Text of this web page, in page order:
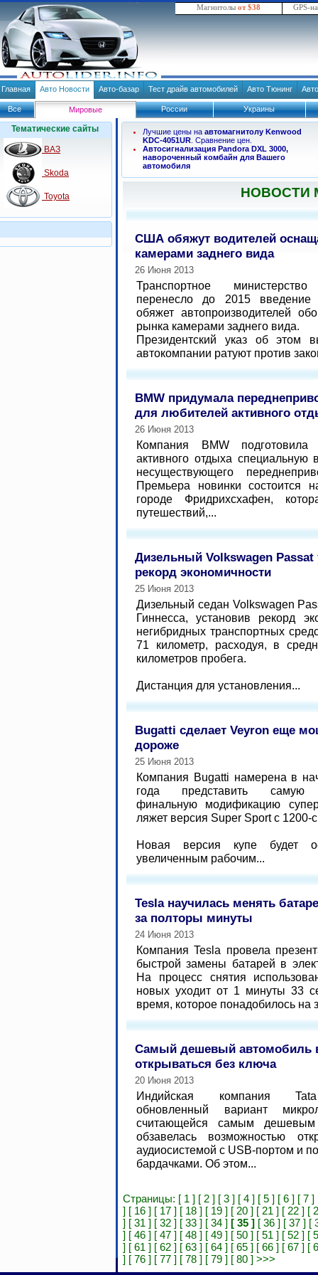
Магнитолы от $38 GPS-
Главная Авто Новости Авто-базар Тест драйв автомобилей Авто Тюнинг
Все Мировые России Украины
Тематические сайты
ВАЗ
Skoda
Toyota
Лучшие цены на автомагнитолу Kenwood
KDC-4051UR . Сравнение цен.
Автосигнализация Pandora DXL 3000,
навороченный комбайн для Вашего
автомобиля
НОВОСТИ
США обяжут водителей
камерами заднего вида
26 Июня 2013
Транспортное
перенесло до 2015 введение
обяжет автопроизводителей
рынка камерами заднего вида.
Президентский указ об
автокомпании ратуют против
BMW придумала
для любителей активного
26 Июня 2013
Компания BMW
активного отдыха
несуществующего
Премьера новинки состоится
городе Фридрихсхафен,
путешествий,...
Дизельный Volkswagen Passat
рекорд экономичности
25 Июня 2013
Дизельный седан Volkswagen
Гиннесса, установив рекорд
негибридных транспортных
71 километр, расходуя, в
километров пробега.
Дистанция для установления...
Bugatti сделает Veyron еще
дороже
25 Июня 2013
Компания Bugatti намерена в
года представить самую
финальную модификацию
ляжет версия Super Sport с
Новая версия купе будет
увеличенным рабочим...
Tesla научилась менять
за полторы минуты
24 Июня 2013
Компания Tesla провела
быстрой замены батарей в
На процесс снятия
новых уходит от 1 минуты 33
время, которое понадобилось на
Самый дешевый автомобиль
открываться без ключа
20 Июня 2013
Индийская компания
обновленный вариант
считающейся самым
обзавелась возможностью
аудиосистемой с USB-портом и
бардачками. Об этом...
Страницы: [ 1 ] [ 2 ] [ 3 ] [ 4 ] [ 5 ] [ 6 ] [ 7 ]
] [ 16 ] [ 17 ] [ 18 ] [ 19 ] [ 20 ] [ 21 ] [ 22 ] [
] [ 31 ] [ 32 ] [ 33 ] [ 34 ] [ 35 ] [ 36 ] [ 37 ] [
] [ 46 ] [ 47 ] [ 48 ] [ 49 ] [ 50 ] [ 51 ] [ 52 ] [
] [ 61 ] [ 62 ] [ 63 ] [ 64 ] [ 65 ] [ 66 ] [ 67 ] [
] [ 76 ] [ 77 ] [ 78 ] [ 79 ] [ 80 ] >>>